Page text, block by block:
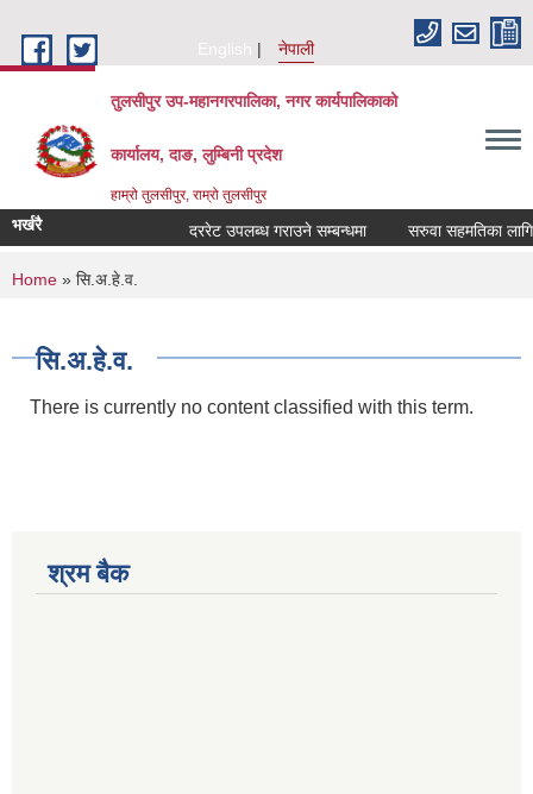
English
नेपाली
तुलसीपुर उप-महानगरपालिका, नगर कार्यपालिकाको
कार्यालय, दाङ, लुम्बिनी प्रदेश
हाम्रो तुलसीपुर, राम्रो तुलसीपुर
भर्खरै दररेट उपलब्ध गराउने सम्बन्धमा सरुवा सहमतिका लागि
You are here
Home » सि.अ.हे.व.
सि.अ.हे.व.
There is currently no content classified with this term.
श्रम बैक